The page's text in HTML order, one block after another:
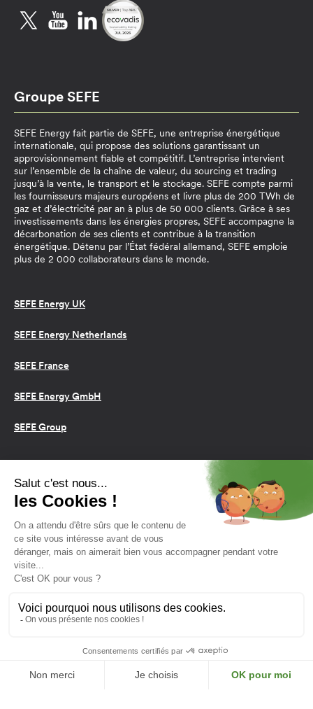
TwitterYouTubeLinkedIn
Groupe SEFE
SEFE Energy fait partie de SEFE, une entreprise énergétique
internationale, qui propose des solutions garantissant un
approvisionnement fiable et compétitif. L’entreprise intervient
sur l’ensemble de la chaîne de valeur, du sourcing et trading
jusqu’à la vente, le transport et le stockage. SEFE compte parmi
les fournisseurs majeurs européens et livre plus de 200 TWh de
gaz et d’électricité par an à plus de 50 000 clients. Grâce à ses
investissements dans les énergies propres, SEFE accompagne la
décarbonation de ses clients et contribue à la transition
énergétique. Détenu par l’État fédéral allemand, SEFE emploie
plus de 2 000 collaborateurs dans le monde.
SEFE Energy UK
SEFE Energy Netherlands
SEFE France
SEFE Energy GmbH
SEFE Group
Conditions d’utilisation
Cookies
2026 SEFE Energy159 rue Anatole France, 92309
Levallois-Perret, France
économisons-la